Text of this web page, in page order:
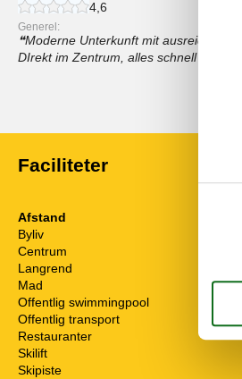
4,6
Generel:
Moderne Unterkunft mit ausreichend
DIrekt im Zentrum, alles schnell per
Faciliteter
Afstand
Byliv
Centrum
Langrend
Mad
Offentlig swimmingpool
Offentlig transport
Restauranter
Skilift
Skipiste